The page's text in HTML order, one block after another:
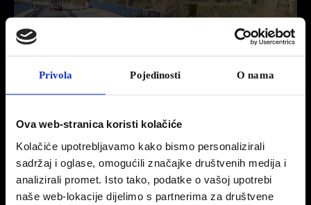
Privola Pojedinosti O nama
Ova web-stranica koristi kolačiće
Kolačiće upotrebljavamo kako bismo personalizirali
sadržaj i oglase, omogućili značajke društvenih medija i
analizirali promet. Isto tako, podatke o vašoj upotrebi
naše web-lokacije dijelimo s partnerima za društvene
4 ožujka, 2016
automotovision.hr TV prilog – Peugeot
2008